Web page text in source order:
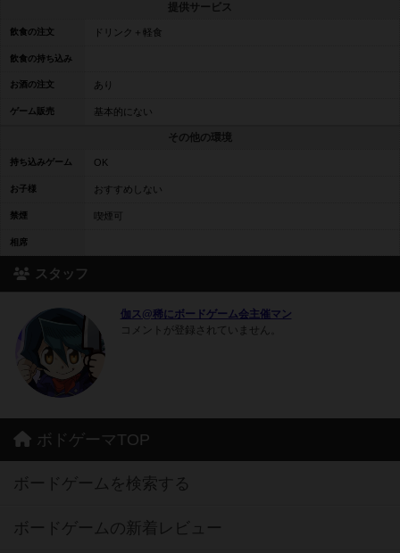
提供サービス
飲食の注文 ドリンク＋軽食
飲食の持ち込み
お酒の注文 あり
ゲーム販売 基本的にない
その他の環境
持ち込みゲーム OK
お子様 おすすめしない
禁煙 喫煙可
相席
スタッフ
伽ス@稀にボードゲーム会主催マン
コメントが登録されていません。
ボドゲーマTOP
ボードゲームを検索する
ボードゲームの新着レビュー